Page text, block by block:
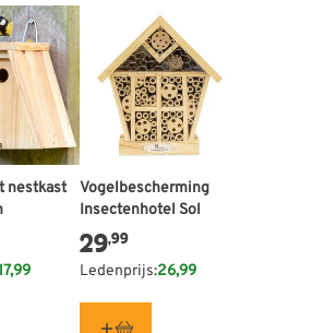
nestkast
Vogelbescherming
Insectenhotel Sol
29,99
Ledenprijs:26,99